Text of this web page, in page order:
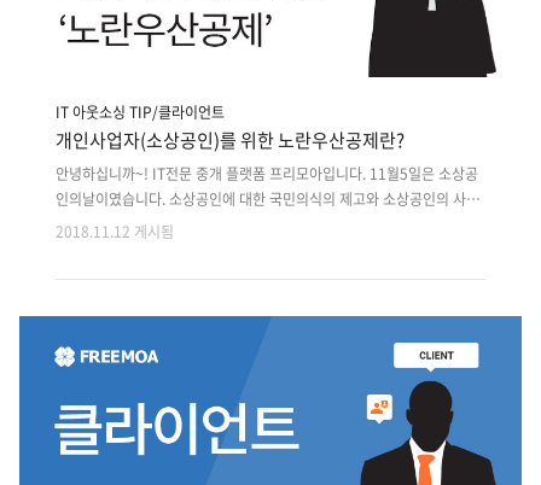
IT 아웃소싱 TIP/클라이언트
개인사업자(소상공인)를 위한 노란우산공제란?
안녕하십니까~! IT전문 중개 플랫폼 프리모아입니다. 11월5일은 소상공
인의날이였습니다. 소상공인에 대한 국민의식의 제고와 소상공인의 사회
경제적 지위 향상 및 지역 주민과의 관계 증진을 위해 대통령령으로 정한
상공인을 위한 웹사이트인 '소상공인마당'에서정보를 얻을 수 있습니다.
겠습니다. 소상공인들을 위한 노란우산공제 정부지원 노란우산공제란 ?
노란우산공제는 2007년 9월부터 시행되어 소기업,소상공인이 폐업등의
위험으로부터 생활안정을기하고 사업재기 기회를 제공받을 수 있도록
중..
2018.11.12 게시됨